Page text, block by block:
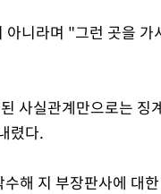
니라며 "그런 곳을
사실관계만으로는 징
렸다.
해 지 부장판사에 대